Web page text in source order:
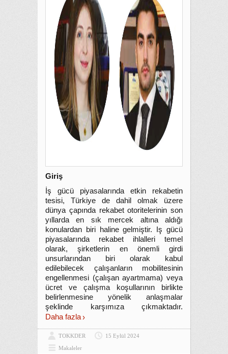
Giriş
İş gücü piyasalarında etkin rekabetin
tesisi, Türkiye de dahil olmak üzere
dünya çapında rekabet otoritelerinin son
yıllarda en sık mercek altına aldığı
konulardan biri haline gelmiştir. Iş gücü
piyasalarında rekabet ihlalleri temel
olarak, şirketlerin en önemli girdi
unsurlarından biri olarak kabul
edilebilecek çalışanların mobilitesinin
engellenmesi (çalışan ayartmama) veya
ücret ve çalışma koşullarının birlikte
belirlenmesine yönelik anlaşmalar
şeklinde karşımıza çıkmaktadır.
Daha fazla
TOKKDER
15 Eylül 2024
Makaleler